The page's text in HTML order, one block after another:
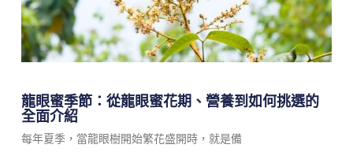
龍眼蜜季節：從龍眼蜜花期、營養到如何挑選的
全面介紹
每年夏季，當龍眼樹開始繁花盛開時，就是備